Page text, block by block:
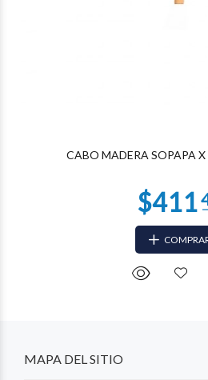
CABO MADERA SOPAPA
MAPA DEL SITIO